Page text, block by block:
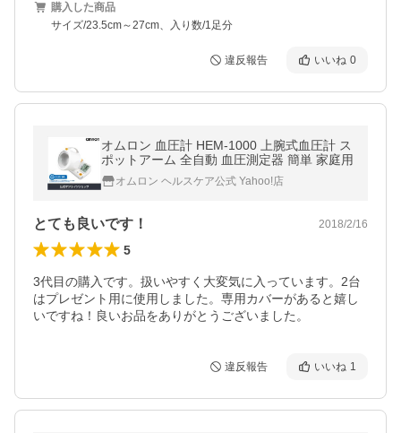
購入した商品
サイズ/23.5cm～27cm、入り数/1足分
違反報告 いいね 0
オムロン 血圧計 HEM-1000 上腕式血圧計 ス
ポットアーム 全自動 血圧測定器 簡単 家庭用
オムロン ヘルスケア公式 Yahoo!店
とても良いです！ 2018/2/16
5
3代目の購入です。扱いやすく大変気に入っています。2台
はプレゼント用に使用しました。専用カバーがあると嬉し
いですね！良いお品をありがとうございました。
違反報告 いいね 1